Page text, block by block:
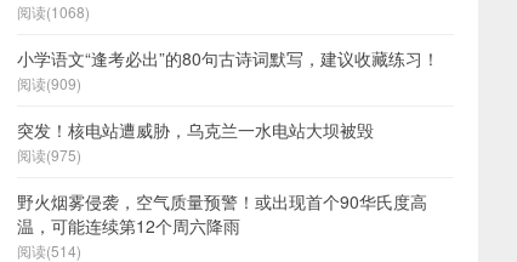
阅读(1068)
小学语文“逢考必出”的80句古诗词默写，建议收藏练习！
阅读(909)
突发！核电站遭威胁，乌克兰一水电站大坝被毁
阅读(975)
野火烟雾侵袭，空气质量预警！或出现首个90华氏度高
温，可能连续第12个周六降雨
阅读(514)